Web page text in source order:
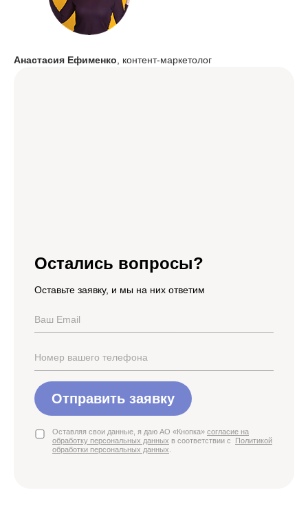
Анастасия Ефименко , контент-маркетолог
Остались вопросы?
Оставьте заявку, и мы на них ответим
Отправить заявку
Оставляя свои данные, я даю АО «Кнопка» согласие на
обработку персональных данных в соответствии с Политикой
обработки персональных данных